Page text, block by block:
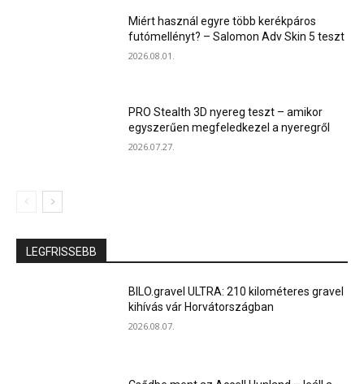
Miért használ egyre több kerékpáros
futómellényt? – Salomon Adv Skin 5 teszt
2026.08.01.
PRO Stealth 3D nyereg teszt – amikor
egyszerűen megfeledkezel a nyeregről
2026.07.27.
LEGFRISSEBB
BILO.gravel ULTRA: 210 kilométeres gravel
kihívás vár Horvátországban
2026.08.07.